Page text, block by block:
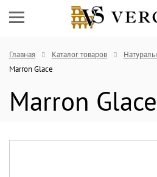
Главная Каталог товаров
Marron Glace
Marron Glace